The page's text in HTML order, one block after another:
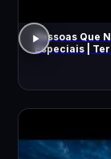
Pessoas Que
Especiais |